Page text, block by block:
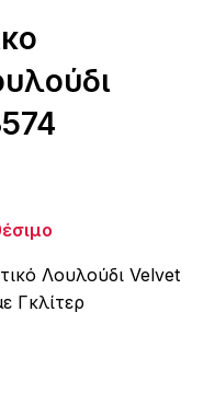
Λουλούδι Velvet
Γκλίτερ